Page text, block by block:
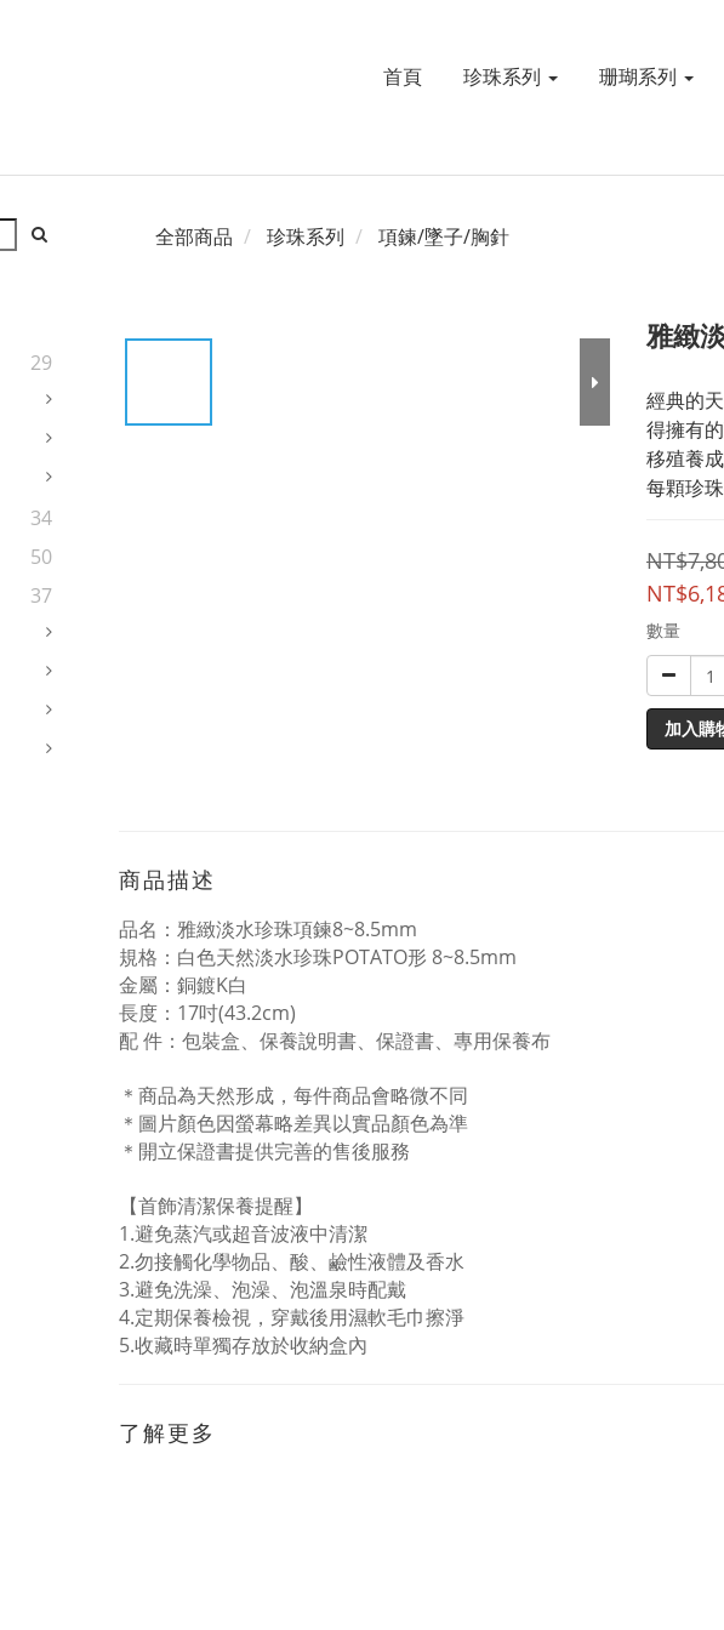
首頁 珍珠系列 珊瑚系列
29
34
50
37
全部商品 珍珠系列 項鍊/墜子/胸針
雅緻
經典的
得擁有
移殖養
每顆珍
數量
加入購
商品描述
品名：雅緻淡水珍珠項鍊8~8.5mm
規格：白色天然淡水珍珠POTATO形 8~8.5mm
金屬：銅鍍K白
長度：17吋(43.2cm)
配件：包裝盒、保養說明書、保證書、專用保養布
＊商品為天然形成，每件商品會略微不同
＊圖片顏色因螢幕略差異以實品顏色為準
＊開立保證書提供完善的售後服務
【首飾清潔保養提醒】
1.避免蒸汽或超音波液中清潔
2.勿接觸化學物品、酸、鹼性液體及香水
3.避免洗澡、泡澡、泡溫泉時配戴
4.定期保養檢視，穿戴後用濕軟毛巾擦淨
5.收藏時單獨存放於收納盒內
了解更多